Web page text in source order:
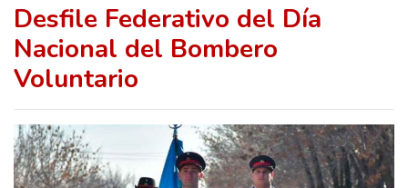
Desfile Federativo del Día
Nacional del Bombero
Voluntario